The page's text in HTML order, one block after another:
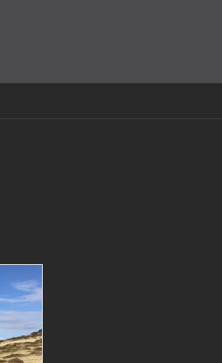
gesetzt werden.